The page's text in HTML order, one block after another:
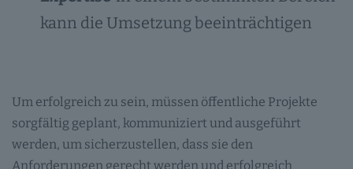
kann die Umsetzung beeinträchtigen
Um erfolgreich zu sein, müssen öffentliche Projekte
sorgfältig geplant, kommuniziert und ausgeführt
werden, um sicherzustellen, dass sie den
Anforderungen gerecht werden und erfolgreich